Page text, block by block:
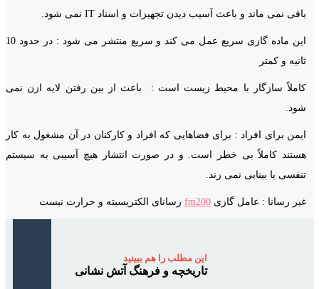
باقی نمی ماند و باعث آسیب دیدن تجهیزات و اسناد IT نمی شود.
این ماده گازی سریع عمل می کند و سریع منتشر می شود : در حدود 10
ثانیه و کمتر
کاملاً سازگار با محیط زیست است : باعث از بین رفتن لایه ازن نمی
شود.
ایمن برای افراد : برای فضاهایی که افراد و کارکنان در آن مشغول به کار
هستند کاملاً بی خطر است. و در صورت انتشار هیچ آسیبی به سیستم
تنفسی یا بینایی نمی زند.
غیر رسانا : عامل گازی fm200 رسانای الکتریسیته و حرارت نیست
این مطلب را هم ببینید
تاریخچه و فرهنگ آتش نشانی